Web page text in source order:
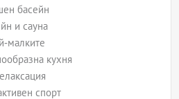
басейн
и сауна
малките
кухня
спорт